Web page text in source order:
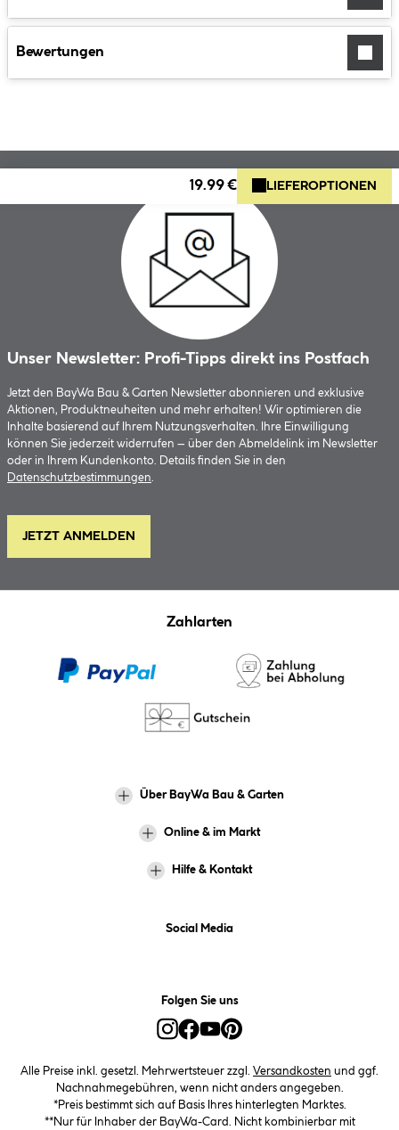
Bewertungen
19.99 € LIEFEROPTIONEN
Unser Newsletter: Profi-Tipps direkt ins Postfach
Jetzt den BayWa Bau & Garten Newsletter abonnieren und exklusive
Aktionen, Produktneuheiten und mehr erhalten! Wir optimieren die
Inhalte basierend auf Ihrem Nutzungsverhalten. Ihre Einwilligung
können Sie jederzeit widerrufen – über den Abmeldelink im Newsletter
oder in Ihrem Kundenkonto. Details finden Sie in den
Datenschutzbestimmungen.
JETZT ANMELDEN
Zahlarten
Über BayWa Bau & Garten
Online & im Markt
Hilfe & Kontakt
Social Media
Folgen Sie uns
Alle Preise inkl. gesetzl. Mehrwertsteuer zzgl. Versandkosten und ggf.
Nachnahmegebühren, wenn nicht anders angegeben.
*Preis bestimmt sich auf Basis Ihres hinterlegten Marktes.
**Nur für Inhaber der BayWa-Card. Nicht kombinierbar mit